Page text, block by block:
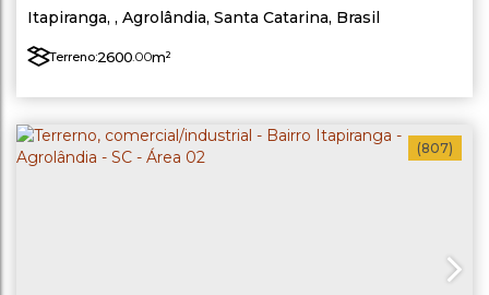
- Agrolândia/SC Área 03
Itapiranga , Agrolândia, Santa Catarina, Brasil
Terreno:2600.00m²
(807)